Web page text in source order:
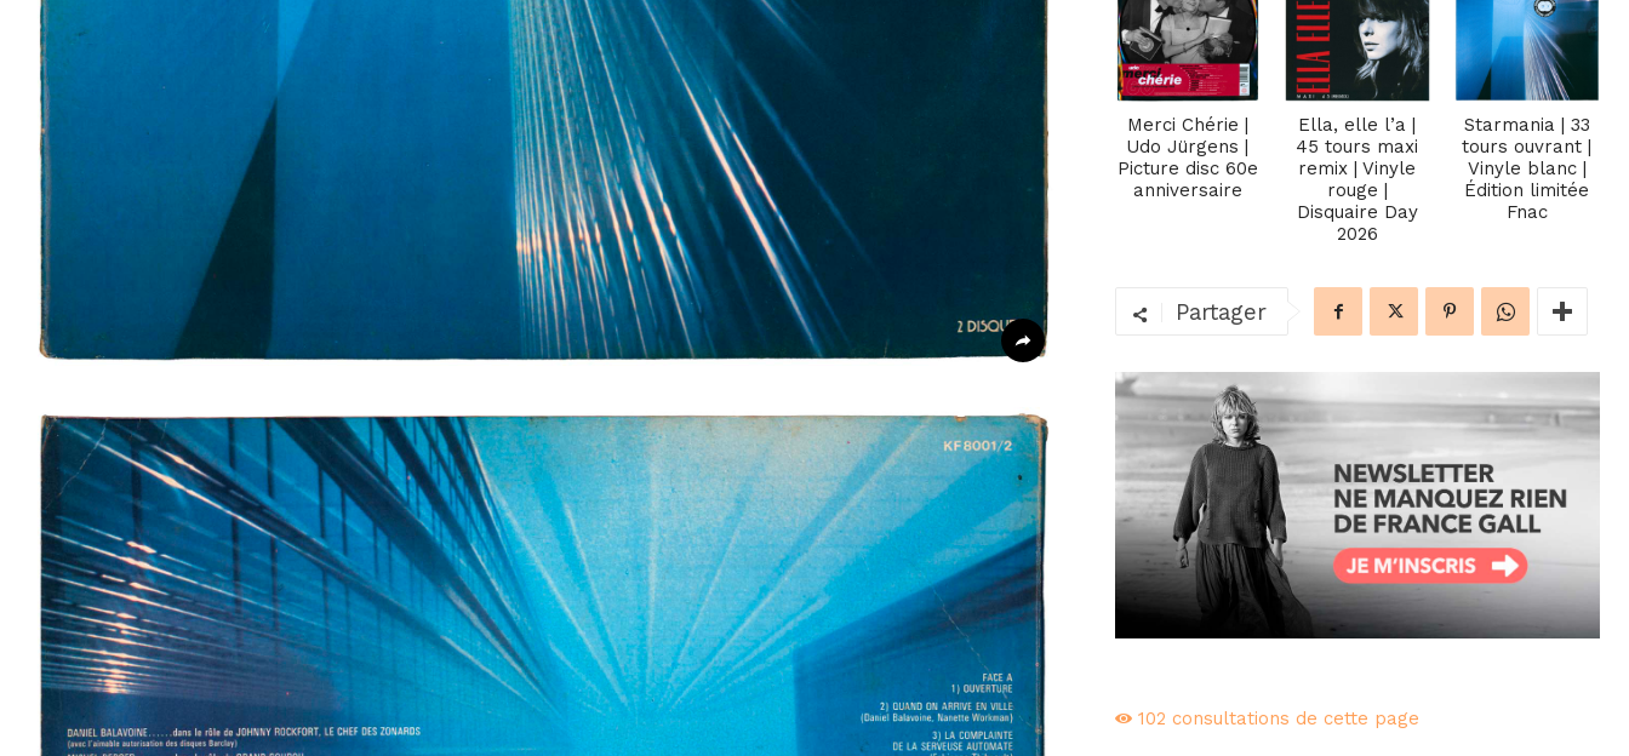
Merci Chérie |
Udo Jürgens |
Picture disc 60e
anniversaire
Ella, elle l’a |
45 tours maxi
remix | Vinyle
rouge |
Disquaire Day
2026
Starmania | 33
tours ouvrant |
Vinyle blanc |
Édition limitée
Fnac
Partager
102 consultations de cette page